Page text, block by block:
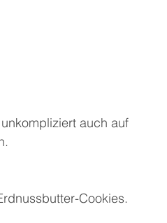
auch auf
Cookies.